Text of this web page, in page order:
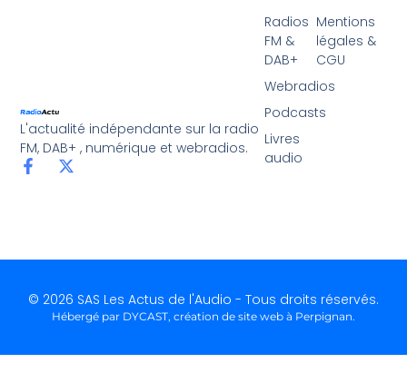
L'actualité indépendante sur la radio
FM, DAB+ , numérique et webradios.
Radios
FM &
DAB+
Webradios
Podcasts
Livres
audio
Mentions
légales &
CGU
© 2026 SAS Les Actus de l'Audio - Tous droits réservés.
Hébergé par DYCAST, création de site web à Perpignan.